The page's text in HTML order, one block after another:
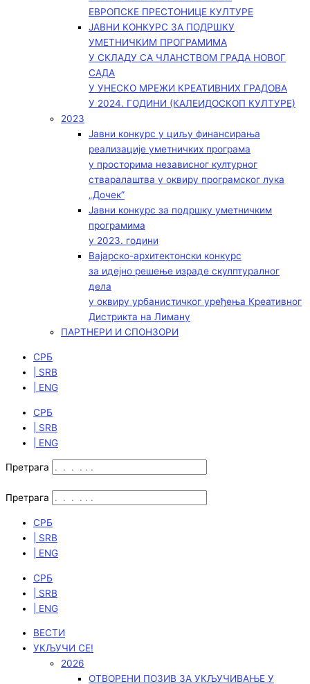
ЕВРОПСКЕ ПРЕСТОНИЦЕ КУЛТУРЕ
ЈАВНИ КОНКУРС ЗА ПОДРШКУ
УМЕТНИЧКИМ ПРОГРАМИМА
У СКЛАДУ СА ЧЛАНСТВОМ ГРАДА НОВОГ
САДА
У УНЕСКО МРЕЖИ КРЕАТИВНИХ ГРАДОВА
У 2024. ГОДИНИ (КАЛЕИДОСКОП КУЛТУРЕ)
2023
Јавни конкурс у циљу финансирања
реализације уметничких програма
у просторима независног културног
стваралаштва у оквиру програмског лука
„Дочек”
Јавни конкурс за подршку уметничким
програмима
у 2023. години
Вајарско-архитектонски конкурс
за идејно решење израде скулптуралног
дела
у оквиру урбанистичког уређења Креативног
Дистрикта на Лиману
ПАРТНЕРИ И СПОНЗОРИ
СРБ
| SRB
| ENG
СРБ
| SRB
| ENG
Претрага
Претрага
СРБ
| SRB
| ENG
СРБ
| SRB
| ENG
ВЕСТИ
УКЉУЧИ СЕ!
2026
ОТВОРЕНИ ПОЗИВ ЗА УКЉУЧИВАЊЕ У